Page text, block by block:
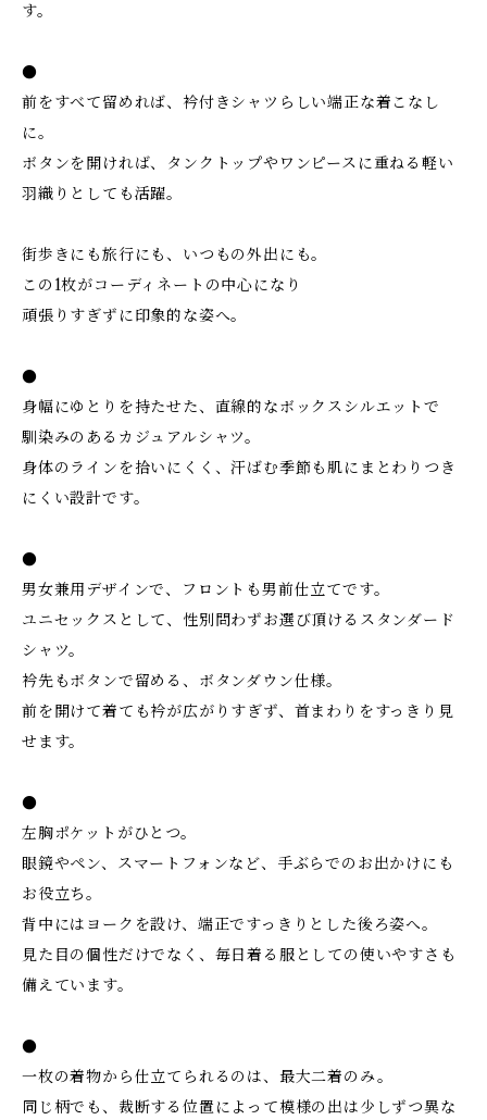
す。
●
前をすべて留めれば、衿付きシャツらしい端正な着こなし
に。
ボタンを開ければ、タンクトップやワンピースに重ねる軽い
羽織りとしても活躍。
街歩きにも旅行にも、いつもの外出にも。
この1枚がコーディネートの中心になり
頑張りすぎずに印象的な姿へ。
●
身幅にゆとりを持たせた、直線的なボックスシルエットで
馴染みのあるカジュアルシャツ。
身体のラインを拾いにくく、汗ばむ季節も肌にまとわりつき
にくい設計です。
●
男女兼用デザインで、フロントも男前仕立てです。
ユニセックスとして、性別問わずお選び頂けるスタンダード
シャツ。
衿先もボタンで留める、ボタンダウン仕様。
前を開けて着ても衿が広がりすぎず、首まわりをすっきり見
せます。
●
左胸ポケットがひとつ。
眼鏡やペン、スマートフォンなど、手ぶらでのお出かけにも
お役立ち。
背中にはヨークを設け、端正ですっきりとした後ろ姿へ。
見た目の個性だけでなく、毎日着る服としての使いやすさも
備えています。
●
一枚の着物から仕立てられるのは、最大二着のみ。
同じ柄でも、裁断する位置によって模様の出は少しずつ異な